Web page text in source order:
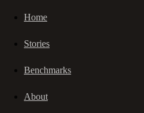
Home
Stories
Benchmarks
About